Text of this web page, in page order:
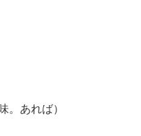
。あれば）